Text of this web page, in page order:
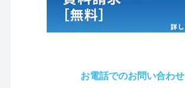
お電話でのお問い合わせ